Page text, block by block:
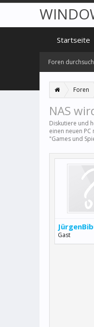
Foren
NAS
Diskutiere und
einen neuen
"Games und
Gast
Startseite
Foren